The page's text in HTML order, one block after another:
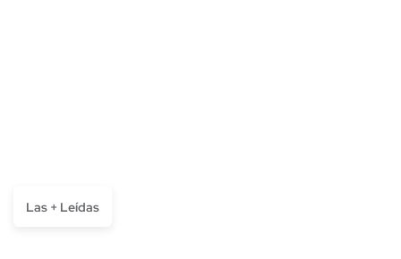
Las + Leídas